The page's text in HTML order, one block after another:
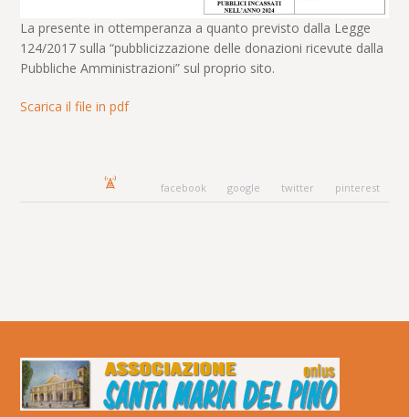
La presente in ottemperanza a quanto previsto dalla Legge
124/2017 sulla “pubblicizzazione delle donazioni ricevute dalla
Pubbliche Amministrazioni” sul proprio sito.
Scarica il file in pdf
facebook google twitter pinterest